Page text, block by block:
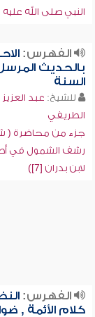
النبي صلى الله عليه
الفهرس:
بالحديث
السنة
للشيخ: عبد
الطريفي
جزء من محاضرة (
رشف الشمول في
لابن بدران [7])
الفهرس:
كلام الأئمة ,